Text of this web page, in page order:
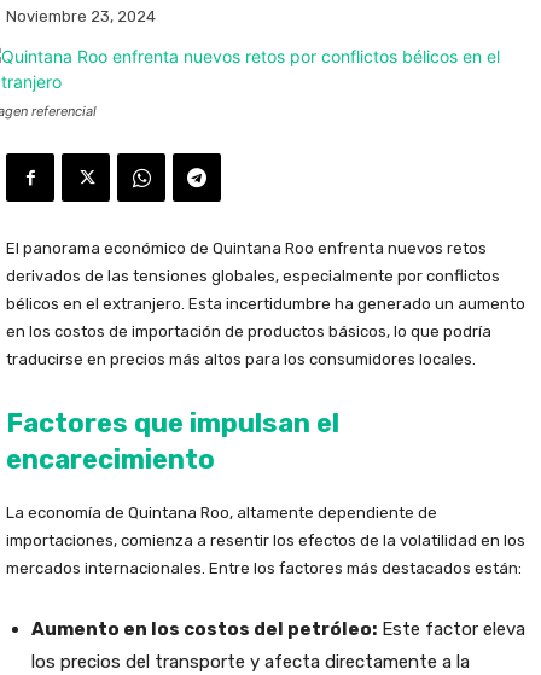
Noviembre 23, 2024
referencial
El panorama económico de Quintana Roo enfrenta nuevos retos
derivados de las tensiones globales, especialmente por conflictos
bélicos en el extranjero. Esta incertidumbre ha generado un aumento
en los costos de importación de productos básicos, lo que podría
traducirse en precios más altos para los consumidores locales.
Factores que impulsan el
encarecimiento
La economía de Quintana Roo, altamente dependiente de
importaciones, comienza a resentir los efectos de la volatilidad en los
mercados internacionales. Entre los factores más destacados están:
Aumento en los costos del petróleo: Este factor eleva
los precios del transporte y afecta directamente a la